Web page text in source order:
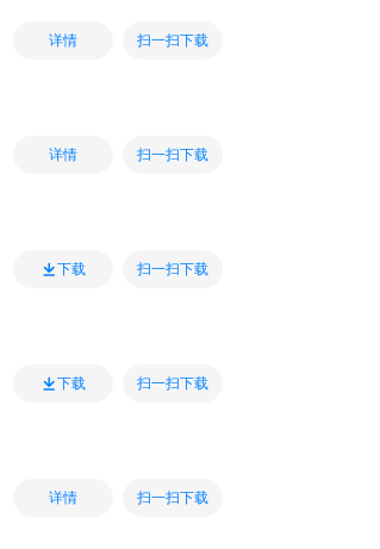
详情 扫一扫下载
详情 扫一扫下载
下载 扫一扫下载
下载 扫一扫下载
详情 扫一扫下载